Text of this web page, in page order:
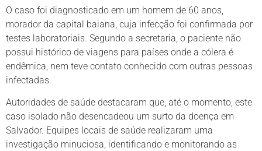
O caso foi diagnosticado em um homem de 60 anos,
morador da capital baiana, cuja infecção foi confirmada por
testes laboratoriais. Segundo a secretaria, o paciente não
possui histórico de viagens para países onde a cólera é
endêmica, nem teve contato conhecido com outras pessoas
infectadas.
Autoridades de saúde destacaram que, até o momento, este
caso isolado não desencadeou um surto da doença em
Salvador. Equipes locais de saúde realizaram uma
investigação minuciosa, identificando e monitorando as